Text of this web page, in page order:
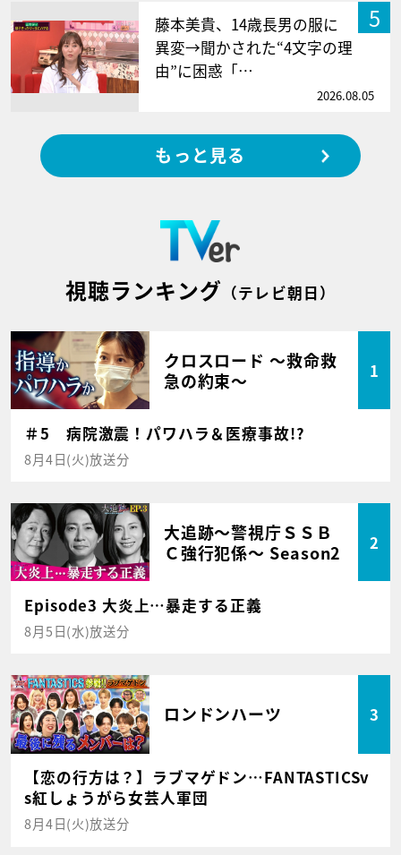
5
藤本美貴、14歳長男の服に
異変→聞かされた“4文字の理
由”に困惑「…
2026.08.05
もっと見る
視聴ランキング （テレビ朝日）
クロスロード ～救命救
急の約束～
1
＃5 病院激震！パワハラ＆医療事故!?
8月4日(火)放送分
大追跡～警視庁ＳＳＢ
Ｃ強行犯係～ Season2
2
Episode3 大炎上…暴走する正義
8月5日(水)放送分
ロンドンハーツ 3
【恋の行方は？】ラブマゲドン…FANTASTICSv
s紅しょうがら女芸人軍団
8月4日(火)放送分